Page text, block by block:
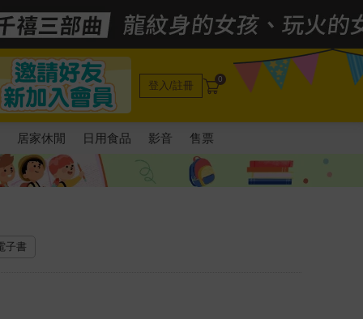
登入/註冊 0
居家休閒 日用食品 影音 售票
子書